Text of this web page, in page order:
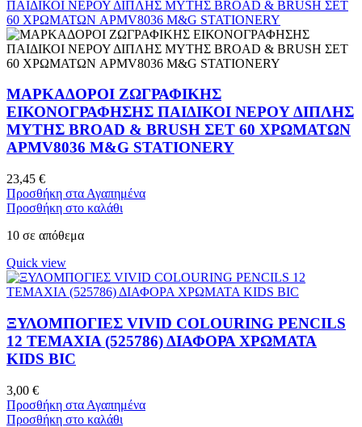
ΜΑΡΚΑΔΟΡΟΙ ΖΩΓΡΑΦΙΚΗΣ
ΕΙΚΟΝΟΓΡΑΦΗΣΗΣ ΠΑΙΔΙΚΟΙ ΝΕΡΟΥ ΔΙΠΛΗΣ
ΜΥΤΗΣ BROAD & BRUSH ΣΕΤ 60 ΧΡΩΜΑΤΩΝ
APMV8036 M&G STATIONERY
23,45 €
Προσθήκη στα Αγαπημένα
Προσθήκη στο καλάθι
10 σε απόθεμα
Quick view
ΞΥΛΟΜΠΟΓΙΕΣ VIVID COLOURING PENCILS
12 ΤΕΜΑΧΙΑ (525786) ΔΙΑΦΟΡΑ ΧΡΩΜΑΤΑ
KIDS BIC
3,00 €
Προσθήκη στα Αγαπημένα
Προσθήκη στο καλάθι